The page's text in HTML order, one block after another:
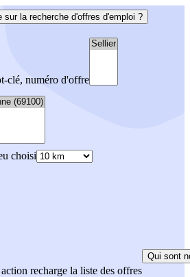
sur la recherche d'offres d'emploi ?
clé, numéro d'offre
choisi
recharge la liste des offres
Qui sont